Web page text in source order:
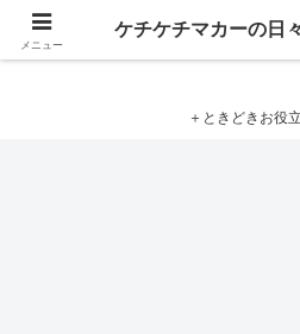
ケチケチマカーの日
＋ときどきお役
メニュー
ケチケチマカーの日